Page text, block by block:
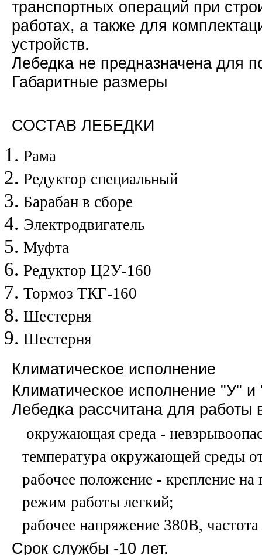
транспортных операций при
работах, а также для
устройств.
Лебедка не предназначена для
Габаритные размеры
СОСТАВ ЛЕБЕДКИ
Рама
Редуктор специальный
Барабан в сборе
Электродвигатель
Муфта
Редуктор Ц2У-160
Тормоз ТКГ-160
Шестерня
Шестерня
Климатическое исполнение
Климатическое исполнение "У"
Лебедка рассчитана для
окружающая среда -
температура окружающей среды
рабочее положение - крепление
режим работы легкий;
рабочее напряжение 380В,
Срок службы -10 лет.